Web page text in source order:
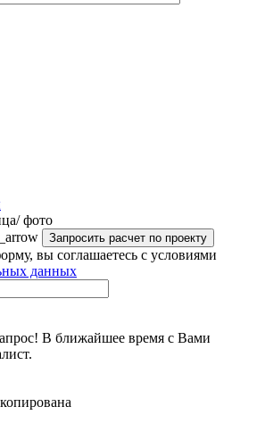
фото
вы соглашаетесь с условиями
данных
В ближайшее время с Вами